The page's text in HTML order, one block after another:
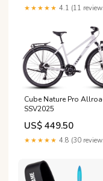
★★★★★ 4.1 (11
Cube Nature Pro
SSV2025
US$ 449.50
★★★★★ 4.8 (30